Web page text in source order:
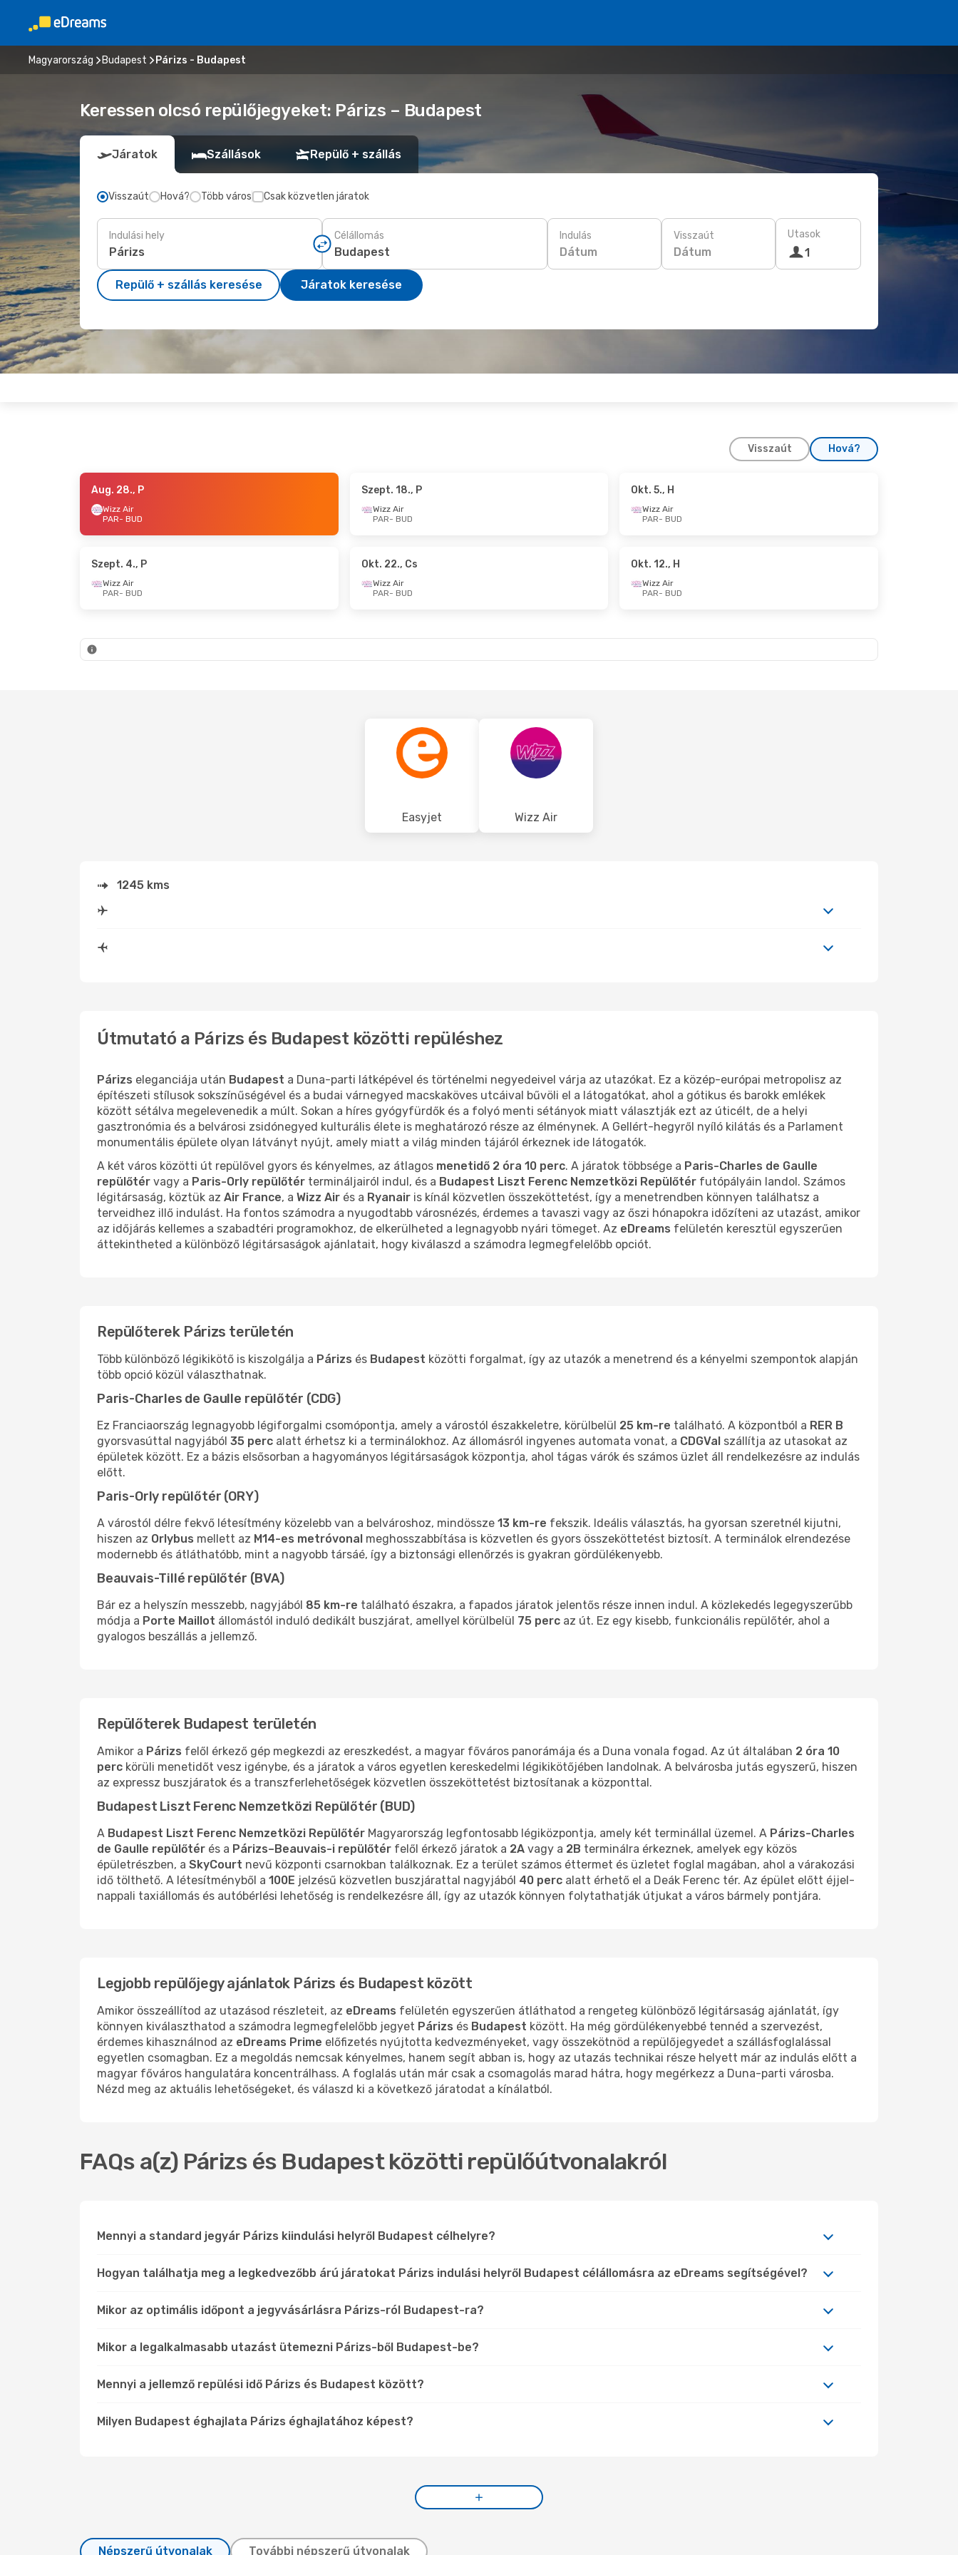
Magyarország Budapest Párizs - Budapest
Keressen olcsó repülőjegyeket: Párizs – Budapest
Járatok Szállások Repülő + szállás
Visszaút Hová? Több város Csak közvetlen járatok
Indulási hely Célállomás Indulás
Dátum
Visszaút
Dátum
Utasok
1
Repülő + szállás keresése Járatok keresése
Visszaút Hová?
- Szept. 21., H
- Okt. 9., P - Szept. 4., P - Okt. 22., Cs
Aug. 28., P
Wizz Air
PAR- BUD
Szept. 18., P
Wizz Air
PAR- BUD
Okt. 5., H
Wizz Air
PAR- BUD
Szept. 4., P
Wizz Air
PAR- BUD
Okt. 22., Cs
Wizz Air
PAR- BUD
Okt. 12., H
Wizz Air
PAR- BUD
Easyjet Wizz Air
1245 kms
Útmutató a Párizs és Budapest közötti repüléshez
Párizs eleganciája után Budapest a Duna-parti látképével és történelmi negyedeivel várja az utazókat. Ez a közép-európai metropolisz az
építészeti stílusok sokszínűségével és a budai várnegyed macskaköves utcáival bűvöli el a látogatókat, ahol a gótikus és barokk emlékek
között sétálva megelevenedik a múlt. Sokan a híres gyógyfürdők és a folyó menti sétányok miatt választják ezt az úticélt, de a helyi
gasztronómia és a belvárosi zsidónegyed kulturális élete is meghatározó része az élménynek. A Gellért-hegyről nyíló kilátás és a Parlament
monumentális épülete olyan látványt nyújt, amely miatt a világ minden tájáról érkeznek ide látogatók.
A két város közötti út repülővel gyors és kényelmes, az átlagos menetidő 2 óra 10 perc. A járatok többsége a Paris-Charles de Gaulle
repülőtér vagy a Paris-Orly repülőtér termináljairól indul, és a Budapest Liszt Ferenc Nemzetközi Repülőtér futópályáin landol. Számos
légitársaság, köztük az Air France, a Wizz Air és a Ryanair is kínál közvetlen összeköttetést, így a menetrendben könnyen találhatsz a
terveidhez illő indulást. Ha fontos számodra a nyugodtabb városnézés, érdemes a tavaszi vagy az őszi hónapokra időzíteni az utazást, amikor
az időjárás kellemes a szabadtéri programokhoz, de elkerülheted a legnagyobb nyári tömeget. Az eDreams felületén keresztül egyszerűen
áttekintheted a különböző légitársaságok ajánlatait, hogy kiválaszd a számodra legmegfelelőbb opciót.
Repülőterek Párizs területén
Több különböző légikikötő is kiszolgálja a Párizs és Budapest közötti forgalmat, így az utazók a menetrend és a kényelmi szempontok alapján
több opció közül választhatnak.
Paris-Charles de Gaulle repülőtér (CDG)
Ez Franciaország legnagyobb légiforgalmi csomópontja, amely a várostól északkeletre, körülbelül 25 km-re található. A központból a RER B
gyorsvasúttal nagyjából 35 perc alatt érhetsz ki a terminálokhoz. Az állomásról ingyenes automata vonat, a CDGVal szállítja az utasokat az
épületek között. Ez a bázis elsősorban a hagyományos légitársaságok központja, ahol tágas várók és számos üzlet áll rendelkezésre az indulás
előtt.
Paris-Orly repülőtér (ORY)
A várostól délre fekvő létesítmény közelebb van a belvároshoz, mindössze 13 km-re fekszik. Ideális választás, ha gyorsan szeretnél kijutni,
hiszen az Orlybus mellett az M14-es metróvonal meghosszabbítása is közvetlen és gyors összeköttetést biztosít. A terminálok elrendezése
modernebb és átláthatóbb, mint a nagyobb társáé, így a biztonsági ellenőrzés is gyakran gördülékenyebb.
Beauvais-Tillé repülőtér (BVA)
Bár ez a helyszín messzebb, nagyjából 85 km-re található északra, a fapados járatok jelentős része innen indul. A közlekedés legegyszerűbb
módja a Porte Maillot állomástól induló dedikált buszjárat, amellyel körülbelül 75 perc az út. Ez egy kisebb, funkcionális repülőtér, ahol a
gyalogos beszállás a jellemző.
Repülőterek Budapest területén
Amikor a Párizs felől érkező gép megkezdi az ereszkedést, a magyar főváros panorámája és a Duna vonala fogad. Az út általában 2 óra 10
perc körüli menetidőt vesz igénybe, és a járatok a város egyetlen kereskedelmi légikikötőjében landolnak. A belvárosba jutás egyszerű, hiszen
az expressz buszjáratok és a transzferlehetőségek közvetlen összeköttetést biztosítanak a központtal.
Budapest Liszt Ferenc Nemzetközi Repülőtér (BUD)
A Budapest Liszt Ferenc Nemzetközi Repülőtér Magyarország legfontosabb légiközpontja, amely két terminállal üzemel. A Párizs-Charles
de Gaulle repülőtér és a Párizs–Beauvais-i repülőtér felől érkező járatok a 2A vagy a 2B terminálra érkeznek, amelyek egy közös
épületrészben, a SkyCourt nevű központi csarnokban találkoznak. Ez a terület számos éttermet és üzletet foglal magában, ahol a várakozási
idő tölthető. A létesítményből a 100E jelzésű közvetlen buszjárattal nagyjából 40 perc alatt érhető el a Deák Ferenc tér. Az épület előtt éjjel-
nappali taxiállomás és autóbérlési lehetőség is rendelkezésre áll, így az utazók könnyen folytathatják útjukat a város bármely pontjára.
Legjobb repülőjegy ajánlatok Párizs és Budapest között
Amikor összeállítod az utazásod részleteit, az eDreams felületén egyszerűen átláthatod a rengeteg különböző légitársaság ajánlatát, így
könnyen kiválaszthatod a számodra legmegfelelőbb jegyet Párizs és Budapest között. Ha még gördülékenyebbé tennéd a szervezést,
érdemes kihasználnod az eDreams Prime előfizetés nyújtotta kedvezményeket, vagy összekötnöd a repülőjegyedet a szállásfoglalással
egyetlen csomagban. Ez a megoldás nemcsak kényelmes, hanem segít abban is, hogy az utazás technikai része helyett már az indulás előtt a
magyar főváros hangulatára koncentrálhass. A foglalás után már csak a csomagolás marad hátra, hogy megérkezz a Duna-parti városba.
Nézd meg az aktuális lehetőségeket, és válaszd ki a következő járatodat a kínálatból.
FAQs a(z) Párizs és Budapest közötti repülőútvonalakról
Mennyi a standard jegyár Párizs kiindulási helyről Budapest célhelyre?
Hogyan találhatja meg a legkedvezőbb árú járatokat Párizs indulási helyről Budapest célállomásra az eDreams segítségével?
Mikor az optimális időpont a jegyvásárlásra Párizs-ról Budapest-ra?
Mikor a legalkalmasabb utazást ütemezni Párizs-ből Budapest-be?
Mennyi a jellemző repülési idő Párizs és Budapest között?
Milyen Budapest éghajlata Párizs éghajlatához képest?
Népszerű útvonalak További népszerű útvonalak